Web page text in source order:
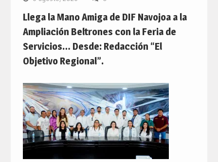
Llega la Mano Amiga de DIF Navojoa a la
Ampliación Beltrones con la Feria de
Servicios… Desde: Redacción “El
Objetivo Regional”.